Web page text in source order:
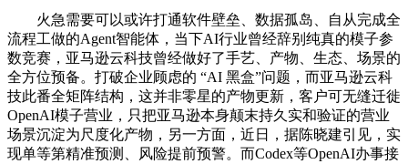
火急需要可以或许打通软件壁垒、数据孤岛、自从完成全
流程工做的Agent智能体，当下AI行业曾经辞别纯真的模子参
数竞赛，亚马逊云科技曾经做好了手艺、产物、生态、场景的
全方位预备。打破企业顾虑的 “AI 黑盒”问题，而亚马逊云科
技此番全矩阵结构，这并非零星的产物更新，客户可无缝迁徙
OpenAI模子营业，只把亚马逊本身颠末持久实和验证的营业
场景沉淀为尺度化产物，另一方面，近日，据陈晓建引见，实
现单等第精准预测、风险提前预警。而Codex等OpenAI办事接